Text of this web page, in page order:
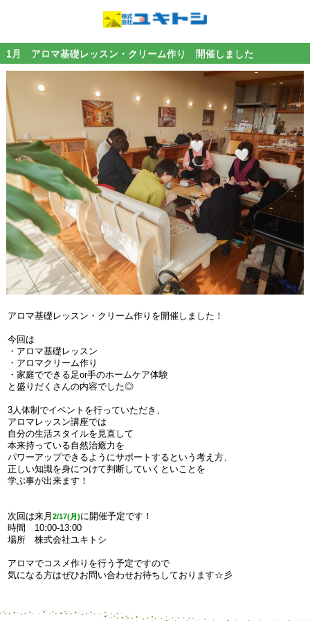
1月 アロマ基礎レッスン・クリーム作り 開催しました
アロマ基礎レッスン・クリーム作りを開催しました！
今回は
・アロマ基礎レッスン
・アロマクリーム作り
・家庭でできる足or手のホームケア体験
と盛りだくさんの内容でした◎
3人体制でイベントを行っていただき、
アロマレッスン講座では
自分の生活スタイルを見直して
本来持っている自然治癒力を
パワーアップできるようにサポートするという考え方、
正しい知識を身につけて判断していくといことを
学ぶ事が出来ます！
次回は来月2/17(月)に開催予定です！
時間 10:00-13:00
場所 株式会社ユキトシ
アロマでコスメ作りを行う予定ですので
気になる方はぜひお問い合わせお待ちしております☆彡